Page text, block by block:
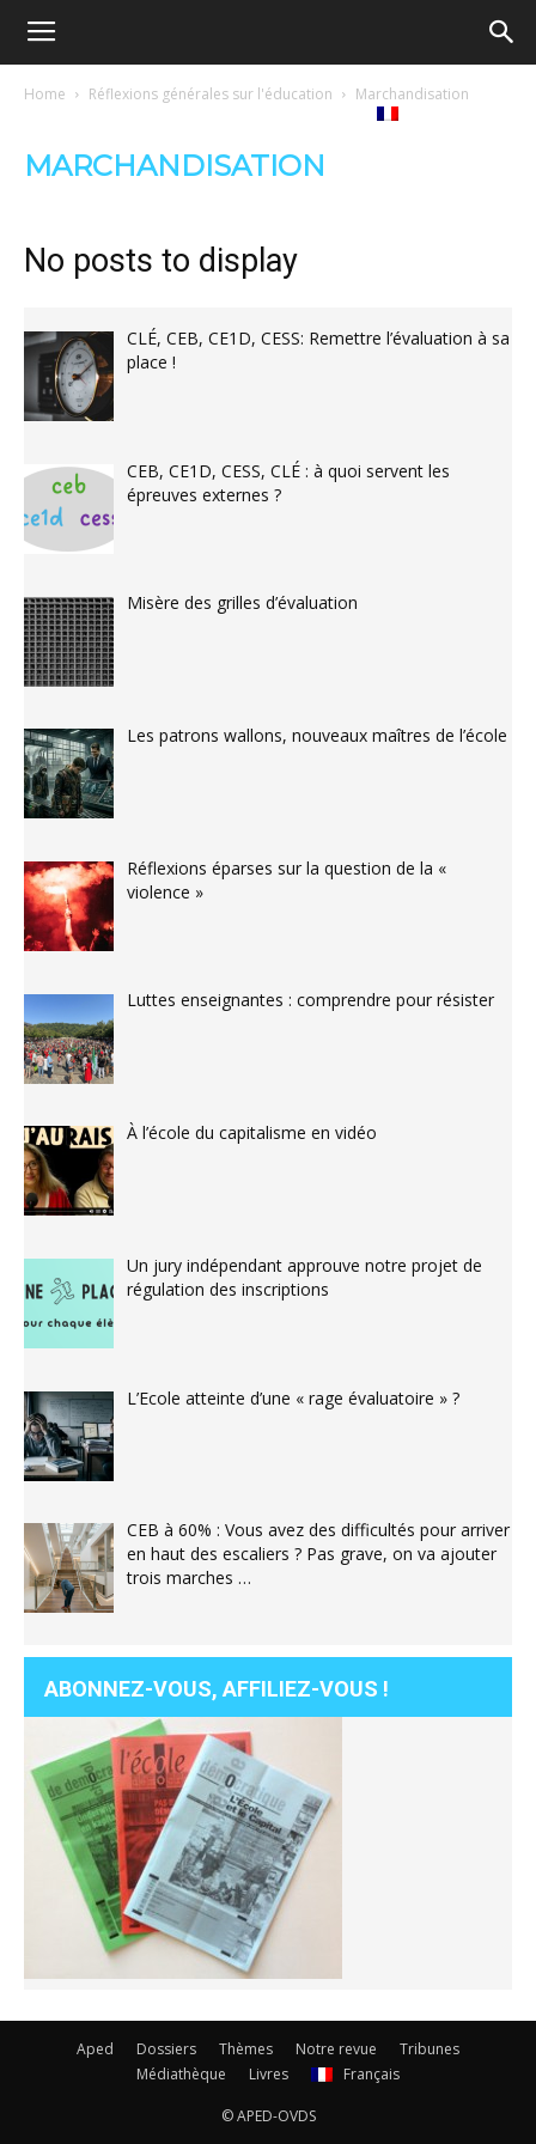
Ecole
Democratische
school
Home Réflexions générales sur l'éducation Marchandisation
MARCHANDISATION
No posts to display
CLÉ, CEB, CE1D, CESS: Remettre l’évaluation à sa
place !
CEB, CE1D, CESS, CLÉ : à quoi servent les
épreuves externes ?
Misère des grilles d’évaluation
Les patrons wallons, nouveaux maîtres de l’école
Réflexions éparses sur la question de la «
violence »
Luttes enseignantes : comprendre pour résister
À l’école du capitalisme en vidéo
Un jury indépendant approuve notre projet de
régulation des inscriptions
L’Ecole atteinte d’une « rage évaluatoire » ?
CEB à 60% : Vous avez des difficultés pour arriver
en haut des escaliers ? Pas grave, on va ajouter
trois marches …
ABONNEZ-VOUS, AFFILIEZ-VOUS !
Aped Dossiers Thèmes Notre revue
Tribunes
Médiathèque
Livres Français
© APED-OVDS